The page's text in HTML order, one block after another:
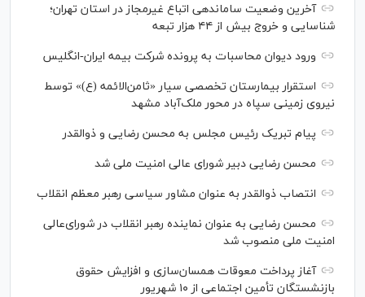
آخرین وضعیت ساماندهی اتباع غیرمجاز در استان تهران؛
شناسایی و خروج بیش از ۴۴ هزار تبعه
ورود دیوان محاسبات به پرونده شرکت بیمه ایران-انگلیس
استقرار بیمارستان تخصصی سیار «ثامن‌الائمه (ع)» توسط
نیروی زمینی سپاه در محور ملک‌آباد مشهد
پیام تبریک رئیس مجلس به محسن رضایی و ذوالقدر
محسن رضایی دبیر شورای عالی امنیت ملی شد
انتصاب ذوالقدر به عنوان مشاور سیاسی رهبر معظم انقلاب
محسن رضایی به عنوان نماینده رهبر انقلاب در شورای‌عالی
امنیت ملی منصوب شد
آغاز پرداخت معوقات همسان‌سازی و افزایش حقوق
بازنشستگان تأمین اجتماعی از ۱۰ شهریور